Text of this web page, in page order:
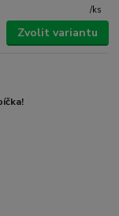
/ks
Zvolit variantu